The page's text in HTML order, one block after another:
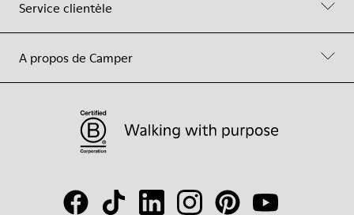
Service clientèle
A propos de Camper